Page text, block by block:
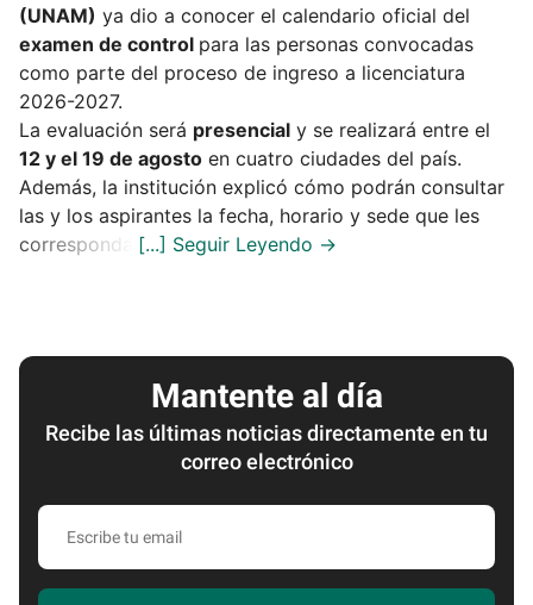
(UNAM) ya dio a conocer el calendario oficial del
examen de control para las personas convocadas
como parte del proceso de ingreso a licenciatura
2026-2027.
La evaluación será presencial y se realizará entre el
12 y el 19 de agosto en cuatro ciudades del país.
Además, la institución explicó cómo podrán consultar
las y los aspirantes la fecha, horario y sede que les
corresponda.
Mantente al día
Recibe las últimas noticias directamente en tu
correo electrónico
Escribe
email